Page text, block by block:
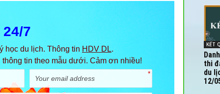
thi
du
12/